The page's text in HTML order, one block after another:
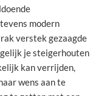
modern
verstek gezaagde
je steigerhouten
kan verrijden,
wens aan te